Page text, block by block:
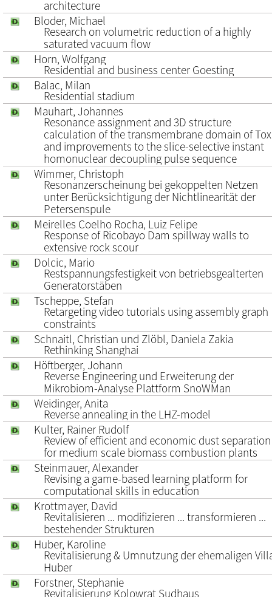
architecture
Bloder, Michael
Research on volumetric reduction of a highly
saturated vacuum flow
Horn, Wolfgang
Residential and business center Goesting
Balac, Milan
Residential stadium
Mauhart, Johannes
Resonance assignment and 3D structure
calculation of the transmembrane domain of
and improvements to the slice-selective instant
homonuclear decoupling pulse sequence
Wimmer, Christoph
Resonanzerscheinung bei gekoppelten Netzen
unter Berücksichtigung der Nichtlinearität der
Petersenspule
Meirelles Coelho Rocha, Luiz Felipe
Response of Ricobayo Dam spillway walls to
extensive rock scour
Dolcic, Mario
Restspannungsfestigkeit von betriebsgealterten
Generatorstäben
Tscheppe, Stefan
Retargeting video tutorials using assembly graph
constraints
Schnaitl, Christian und Zlöbl, Daniela Zakia
Rethinking Shanghai
Höftberger, Johann
Reverse Engineering und Erweiterung der
Mikrobiom-Analyse Plattform SnoWMan
Weidinger, Anita
Reverse annealing in the LHZ-model
Kulter, Rainer Rudolf
Review of efficient and economic dust separation
for medium scale biomass combustion plants
Steinmauer, Alexander
Revising a game-based learning platform for
computational skills in education
Krottmayer, David
Revitalisieren ... modifizieren ... transformieren ...
bestehender Strukturen
Huber, Karoline
Revitalisierung & Umnutzung der ehemaligen
Huber
Forstner, Stephanie
Revitalisierung Kolowrat Sudhaus